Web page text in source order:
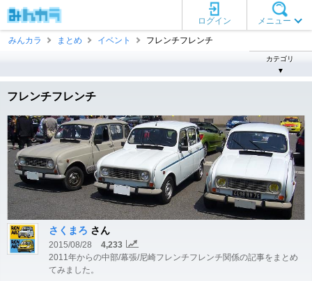
メニュー
ログイン
みんカラ
まとめ イベント フレンチフレンチ
カテゴリ
▼
フレンチフレンチ
さくまろ さん
2015/08/28
4,233
2011年からの中部/幕張/尼崎フレンチフレンチ関係の記事をまとめ
てみました。